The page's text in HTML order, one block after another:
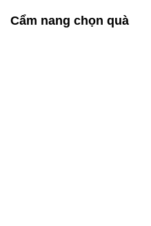
Cẩm nang chọn quà